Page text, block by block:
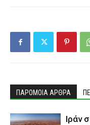
ΠΑΡΟΜΟΙΑ ΑΡΘΡΑ
Ιράν